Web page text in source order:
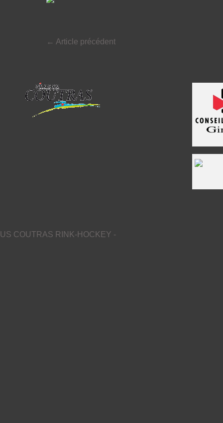
← Article précédent
US COUTRAS RINK-HOCKEY -